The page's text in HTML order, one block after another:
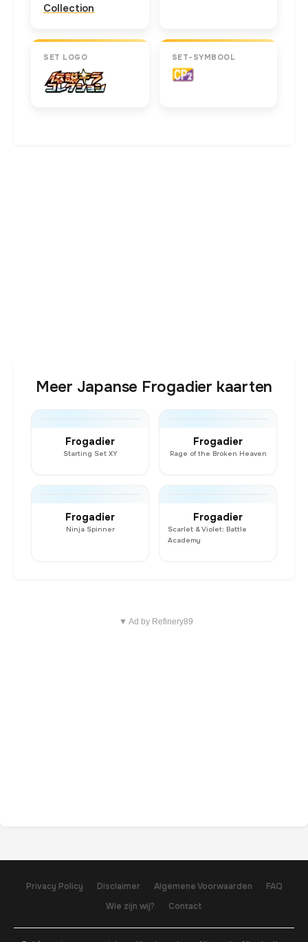
Collection
SET LOGO SET-SYMBOOL
Meer Japanse Frogadier kaarten
Frogadier
Starting Set XY
Frogadier
Rage of the Broken Heaven
Frogadier
Ninja Spinner
Frogadier
Scarlet & Violet: Battle
Academy
▼ Ad by Refinery89
Privacy Policy Disclaimer Algemene Voorwaarden
FAQ
Wie zijn wij?
Contact